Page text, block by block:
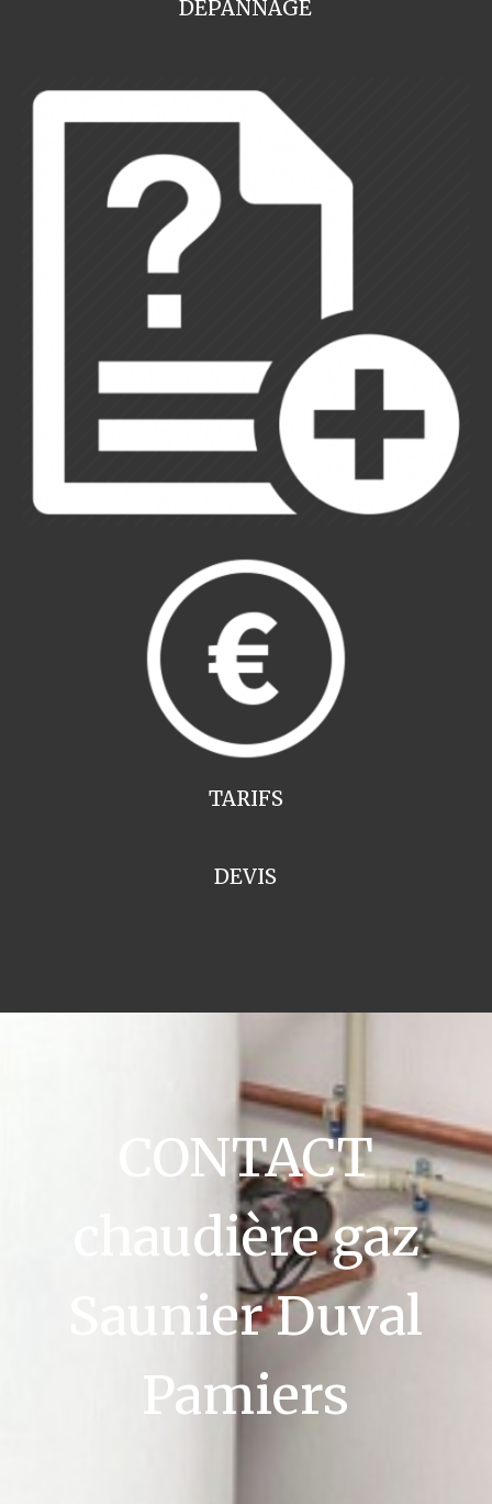
DEPANNAGE
TARIFS
DEVIS
CONTACT
chaudière gaz
Saunier Duval
Pamiers